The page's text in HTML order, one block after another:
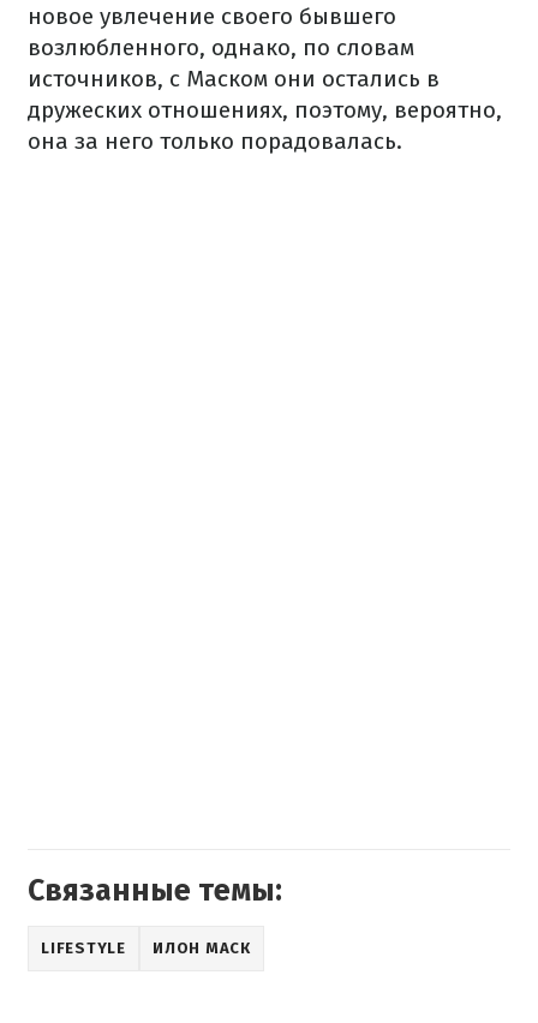
новое увлечение своего бывшего
возлюбленного, однако, по словам
источников, с Маском они остались в
дружеских отношениях, поэтому, вероятно,
она за него только порадовалась.
Связанные темы:
LIFESTYLE ИЛОН МАСК